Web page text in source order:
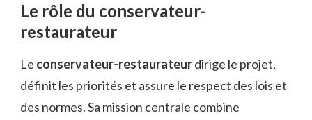
Le rôle du conservateur-
restaurateur
Le conservateur-restaurateurdirige le projet,
définit les priorités et assure le respect des lois et
des normes. Sa mission centrale combine